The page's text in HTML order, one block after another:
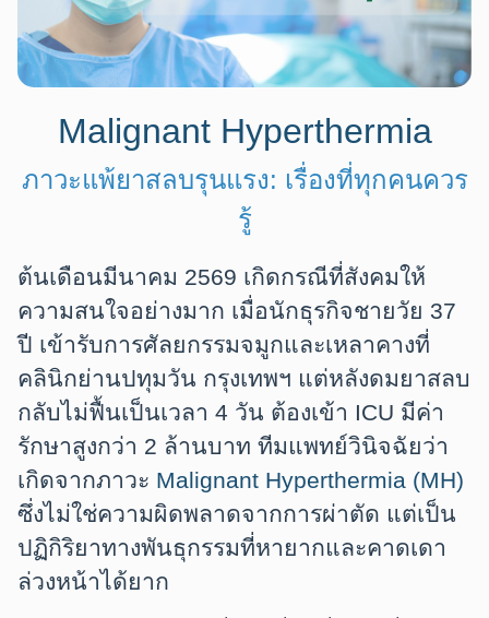
Malignant Hyperthermia
ภาวะแพ้ยาสลบรุนแรง: เรื่องที่ทุกคนควร
รู้
ต้นเดือนมีนาคม 2569 เกิดกรณีที่สังคมให้
ความสนใจอย่างมาก เมื่อนักธุรกิจชายวัย 37
ปี เข้ารับการศัลยกรรมจมูกและเหลาคางที่
คลินิกย่านปทุมวัน กรุงเทพฯ แต่หลังดมยาสลบ
กลับไม่ฟื้นเป็นเวลา 4 วัน ต้องเข้า ICU มีค่า
รักษาสูงกว่า 2 ล้านบาท ทีมแพทย์วินิจฉัยว่า
เกิดจากภาวะ Malignant Hyperthermia (MH)
ซึ่งไม่ใช่ความผิดพลาดจากการผ่าตัด แต่เป็น
ปฏิกิริยาทางพันธุกรรมที่หายากและคาดเดา
ล่วงหน้าได้ยาก